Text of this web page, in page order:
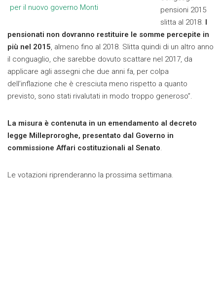
pensioni 2015
slitta al 2018. I
pensionati non dovranno restituire le somme percepite in
più nel 2015, almeno fino al 2018. Slitta quindi di un altro anno
il conguaglio, che sarebbe dovuto scattare nel 2017, da
applicare agli assegni che due anni fa, per colpa
dell’inflazione che è cresciuta meno rispetto a quanto
previsto, sono stati rivalutati in modo troppo generoso”.
La misura è contenuta in un emendamento al decreto
legge Milleproroghe, presentato dal Governo in
commissione Affari costituzionali al Senato.
Le votazioni riprenderanno la prossima settimana.